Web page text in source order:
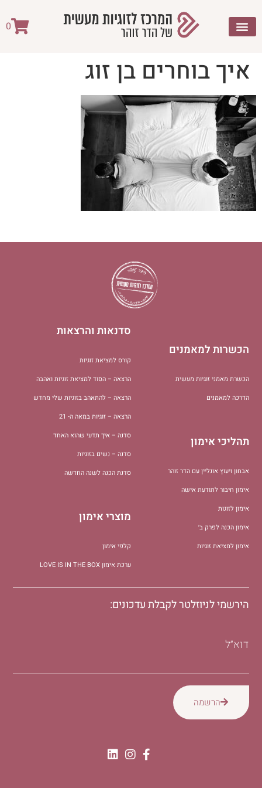
0
איך בוחרים בן זוג
הכשרות למאמנים
הכשרת מאמני זוגיות מעשית
הדרכה למאמנים
תהליכי אימון
אבחון ויעוץ אונליין עם הדר זוהר
אימון חיבור לתודעת אישה
אימון לזוגות
אימון הכנה לפרק ב׳
אימון למציאת זוגיות
סדנאות והרצאות
קורס למציאת זוגיות
הרצאה – הסוד למציאת זוגיות ואהבה
הרצאה – להתאהב בזוגיות שלי מחדש
הרצאה – זוגיות במאה ה- 21
סדנה – איך תדעי שהוא האחד
סדנה – נשים בזוגיות
סדנת הכנה לשנה החדשה
מוצרי אימון
קלפי אימון
ערכת אימון LOVE IS IN THE BOX
הירשמי לניוזלטר לקבלת עדכונים:
דוא״ל
הרשמה